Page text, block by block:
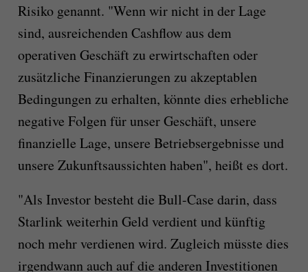
Risiko genannt. "Wenn wir nicht in der Lage
sind, ausreichenden Cashflow aus dem
operativen Geschäft zu erwirtschaften oder
zusätzliche Finanzierungen zu akzeptablen
Bedingungen zu erhalten, könnte dies erhebliche
negative Folgen für unser Geschäft, unsere
finanzielle Lage, unsere Betriebsergebnisse und
unsere Zukunftsaussichten haben", heißt es dort.
"Als Investor besteht die Bull-Case darin, dass
Starlink weiterhin Geld verdient und künftig
noch mehr verdienen wird. Zugleich müsste dies
irgendwann auch auf die anderen Investitionen